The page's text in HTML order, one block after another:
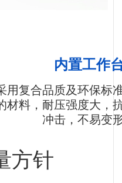
内置工作
用复合品质及环保标
材料，耐压强度大，
冲击，不易变
方针